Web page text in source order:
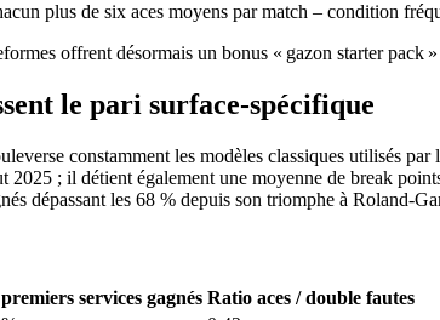
plus de six aces moyens par match – condition
offrent désormais un bonus « gazon starter
le pari surface‑spécifique
constamment les modèles classiques utilisés
2025 ; il détient également une moyenne de break
dépassant les 68 % depuis son triomphe à
services gagnés Ratio aces / double fautes